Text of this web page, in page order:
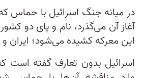
در میانه جنگ اسرائیل با حماس
آغاز آن می‌گذرد، نام و پای دو
این معرکه کشیده می‌شود؛ ایران و
اسرائیل بدون تعارف گفته است